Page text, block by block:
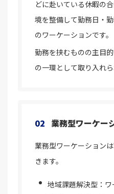
どに赴いている休暇の
境を整備して勤務日・
のワーケーションです。
勤務を挟むものの主目
の一環として取り入れ
02 業務型ワーケー
業務型ワーケーション
きます。
地域課題解決型：